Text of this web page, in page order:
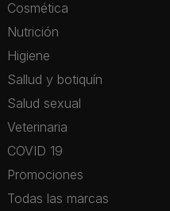
Cosmética
Nutrición
Higiene
Sallud y botiquín
Salud sexual
Veterinaria
COVID 19
Promociones
Todas las marcas